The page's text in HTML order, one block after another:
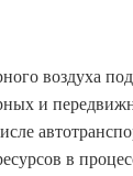
воздуха
и
в